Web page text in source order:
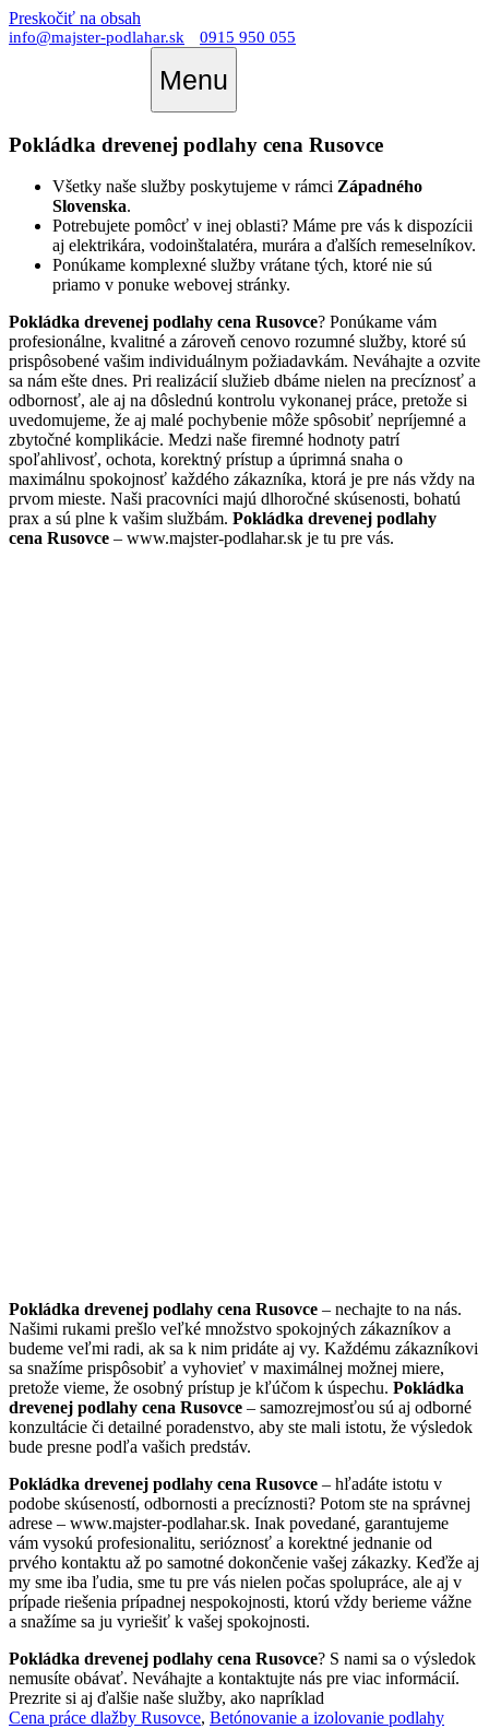
Preskočiť na obsah
info@majster-podlahar.sk 0915 950 055
Menu
Pokládka drevenej podlahy cena Rusovce
Všetky naše služby poskytujeme v rámci Západného
Slovenska.
Potrebujete pomôcť v inej oblasti? Máme pre vás k dispozícii
aj elektrikára, vodoinštalatéra, murára a ďalších remeselníkov.
Ponúkame komplexné služby vrátane tých, ktoré nie sú
priamo v ponuke webovej stránky.
Pokládka drevenej podlahy cena Rusovce? Ponúkame vám
profesionálne, kvalitné a zároveň cenovo rozumné služby, ktoré sú
prispôsobené vašim individuálnym požiadavkám. Neváhajte a ozvite
sa nám ešte dnes. Pri realizácií služieb dbáme nielen na precíznosť a
odbornosť, ale aj na dôslednú kontrolu vykonanej práce, pretože si
uvedomujeme, že aj malé pochybenie môže spôsobiť nepríjemné a
zbytočné komplikácie. Medzi naše firemné hodnoty patrí
spoľahlivosť, ochota, korektný prístup a úprimná snaha o
maximálnu spokojnosť každého zákazníka, ktorá je pre nás vždy na
prvom mieste. Naši pracovníci majú dlhoročné skúsenosti, bohatú
prax a sú plne k vašim službám. Pokládka drevenej podlahy
cena Rusovce – www.majster-podlahar.sk je tu pre vás.
Pokládka drevenej podlahy cena Rusovce – nechajte to na nás.
Našimi rukami prešlo veľké množstvo spokojných zákazníkov a
budeme veľmi radi, ak sa k nim pridáte aj vy. Každému zákazníkovi
sa snažíme prispôsobiť a vyhovieť v maximálnej možnej miere,
pretože vieme, že osobný prístup je kľúčom k úspechu. Pokládka
drevenej podlahy cena Rusovce – samozrejmosťou sú aj odborné
konzultácie či detailné poradenstvo, aby ste mali istotu, že výsledok
bude presne podľa vašich predstáv.
Pokládka drevenej podlahy cena Rusovce – hľadáte istotu v
podobe skúseností, odbornosti a precíznosti? Potom ste na správnej
adrese – www.majster-podlahar.sk. Inak povedané, garantujeme
vám vysokú profesionalitu, serióznosť a korektné jednanie od
prvého kontaktu až po samotné dokončenie vašej zákazky. Keďže aj
my sme iba ľudia, sme tu pre vás nielen počas spolupráce, ale aj v
prípade riešenia prípadnej nespokojnosti, ktorú vždy berieme vážne
a snažíme sa ju vyriešiť k vašej spokojnosti.
Pokládka drevenej podlahy cena Rusovce? S nami sa o výsledok
nemusíte obávať. Neváhajte a kontaktujte nás pre viac informácií.
Prezrite si aj ďalšie naše služby, ako napríklad
Cena práce dlažby Rusovce, Betónovanie a izolovanie podlahy